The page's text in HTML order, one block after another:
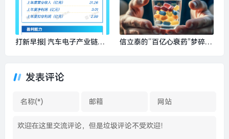
打新早报| 汽车电子产业链概
信立泰的“百亿心衰药”梦碎了
发表评论